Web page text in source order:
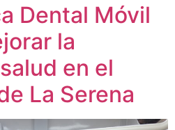
Dental Móvil
la
en el
La Serena